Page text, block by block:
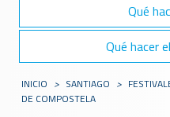
Qué
Qué hacer
INICIO > SANTIAGO >
DE COMPOSTELA